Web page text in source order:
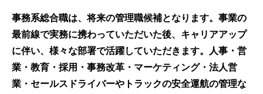
事務系総合職は、将来の管理職候補となります。事業の
最前線で実務に携わっていただいた後、キャリアアップ
に伴い、様々な部署で活躍していただきます。人事・営
業・教育・採用・事務改革・マーケティング・法人営
業・セールスドライバーやトラックの安全運航の管理な